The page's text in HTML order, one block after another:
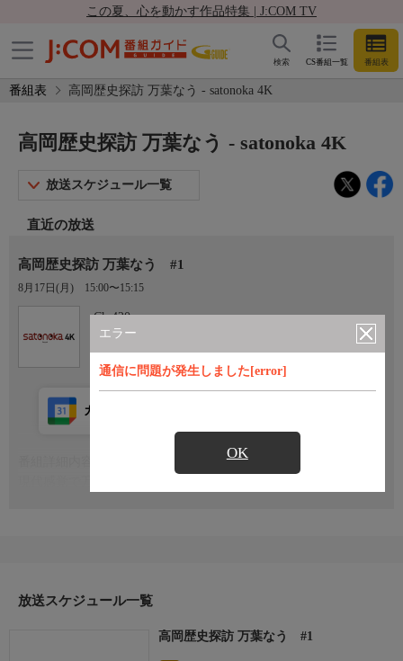
この夏、心を動かす作品特集 | J:COM TV
CS番組一覧 番組表
検索
番組表 高岡歴史探訪 万葉なう - satonoka 4K
エラー
通信に問題が発生しました[error]
OK
高岡歴史探訪 万葉なう - satonoka 4K
放送スケジュール一覧
直近の放送
高岡歴史探訪 万葉なう #1
8月17日(月) 15:00〜15:15
Ch.420
satonoka 4K
カレンダー登録
放送スケジュール一覧
高岡歴史探訪 万葉なう #1